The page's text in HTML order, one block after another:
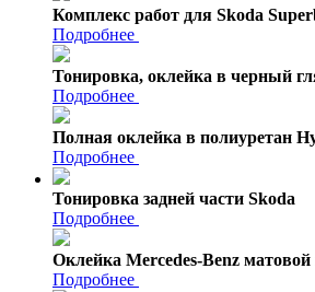
Комплекс работ для Skoda
Подробнее
Тонировка, оклейка в черный
Подробнее
Полная оклейка в полиуретан
Подробнее
Тонировка задней части Skoda
Подробнее
Оклейка Mercedes-Benz матовой
Подробнее